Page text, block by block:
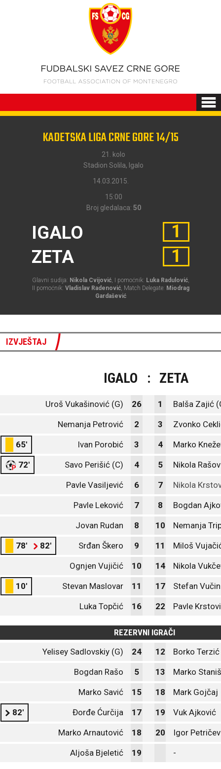
KADETSKA LIGA CRNE GORE 14/15
21. kolo
Stadion Solila, Igalo
14.03.2015.
15:00
Broj gledalaca: 50
IGALO
ZETA
1
1
Glavni sudija: Nikola Cvijović, I pomoćnik: Luka Radulović,
II pomoćnik: Vladislav Radenović, Match Delegate: Miodrag
Gardašević
IZVJEŠTAJ
IGALO : ZETA
Uroš Vukašinović (G) 26 1 Balša Zajić
Nemanja Petrović 2 3 Zvonko
65' Ivan Porobić 3 4 Marko
72' Savo Perišić (C) 4 5 Nikola
Pavle Vasiljević 6 7 Nikola
Pavle Leković 7 8 Bogdan
Jovan Rudan 8 10 Nemanja
78' 82' Srđan Škero 9 11 Miloš
Ognjen Vujičić 10 14 Nikola
10' Stevan Maslovar 11 17 Stefan
Luka Topčić 16 22 Pavle
REZERVNI IGRAČI
Yelisey Sadlovskiy (G)
24 12 Borko
Bogdan Rašo 5 13 Marko
Marko Savić 15 18 Mark Gojčaj
82' Đorđe Ćurčija 17 19 Vuk Ajković
Marko Arnautović 18 20 Igor
Aljoša Bjeletić 19 -